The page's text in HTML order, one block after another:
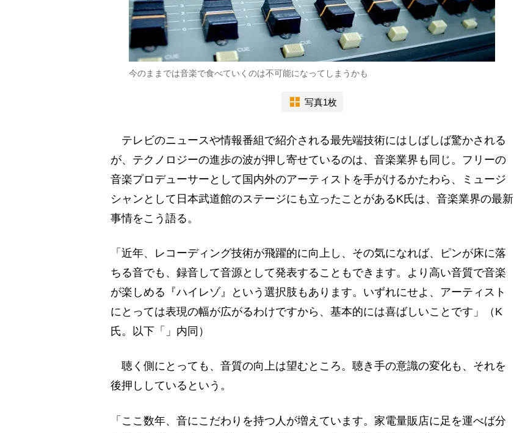
今のままでは音楽で食べていくのは不可能になってしまうかも
写真1枚
テレビのニュースや情報番組で紹介される最先端技術にはしばしば驚かされる
が、テクノロジーの進歩の波が押し寄せているのは、音楽業界も同じ。フリーの
音楽プロデューサーとして国内外のアーティストを手がけるかたわら、ミュージ
シャンとして日本武道館のステージにも立ったことがあるK氏は、音楽業界の最新
事情をこう語る。
「近年、レコーディング技術が飛躍的に向上し、その気になれば、ピンが床に落
ちる音でも、録音して音源として発表することもできます。より高い音質で音楽
が楽しめる『ハイレゾ』という選択肢もあります。いずれにせよ、アーティスト
にとっては表現の幅が広がるわけですから、基本的には喜ばしいことです」（K
氏。以下「」内同）
聴く側にとっても、音質の向上は望むところ。聴き手の意識の変化も、それを
後押ししているという。
「ここ数年、音にこだわりを持つ人が増えています。家電量販店に足を運べば分